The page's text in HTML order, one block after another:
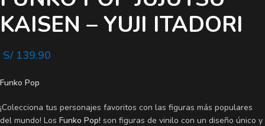
KAISEN – YUJI ITADORI
S/139.90
Funko Pop
¡Colecciona tus personajes favoritos con las figuras más populares
del mundo! Los Funko Pop! son figuras de vinilo con un diseño único y